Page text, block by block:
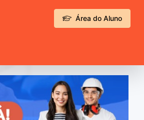
Área do Aluno